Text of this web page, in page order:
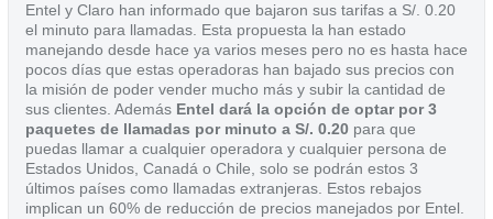
Entel y Claro han informado que bajaron sus tarifas a S/. 0.20
el minuto para llamadas. Esta propuesta la han estado
manejando desde hace ya varios meses pero no es hasta hace
pocos días que estas operadoras han bajado sus precios con
la misión de poder vender mucho más y subir la cantidad de
sus clientes. Además Entel dará la opción de optar por 3
paquetes de llamadas por minuto a S/. 0.20 para que
puedas llamar a cualquier operadora y cualquier persona de
Estados Unidos, Canadá o Chile, solo se podrán estos 3
últimos países como llamadas extranjeras. Estos rebajos
implican un 60% de reducción de precios manejados por Entel.